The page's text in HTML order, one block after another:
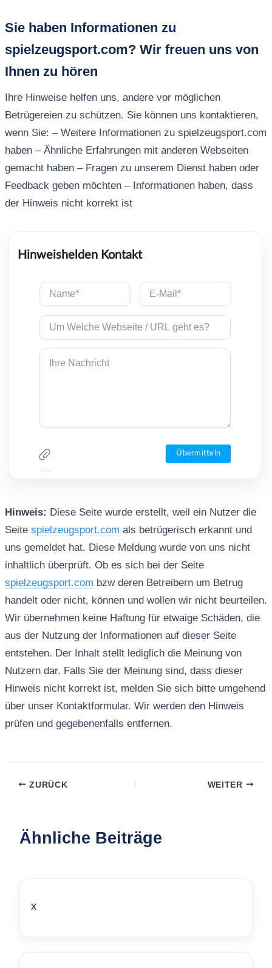
Sie haben Informationen zu
spielzeugsport.com? Wir freuen uns von
Ihnen zu hören
Ihre Hinweise helfen uns, andere vor möglichen
Betrügereien zu schützen. Sie können uns kontaktieren,
wenn Sie: – Weitere Informationen zu spielzeugsport.com
haben – Ähnliche Erfahrungen mit anderen Webseiten
gemacht haben – Fragen zu unserem Dienst haben oder
Feedback geben möchten – Informationen haben, dass
der Hinweis nicht korrekt ist
Hinweishelden Kontakt
Hinweis: Diese Seite wurde erstellt, weil ein Nutzer die
Seite spielzeugsport.com als betrügerisch erkannt und
uns gemeldet hat. Diese Meldung wurde von uns nicht
inhaltlich überprüft. Ob es sich bei der Seite
spielzeugsport.com bzw deren Betreibern um Betrug
handelt oder nicht, können und wollen wir nicht beurteilen.
Wir übernehmen keine Haftung für etwaige Schäden, die
aus der Nutzung der Informationen auf dieser Seite
entstehen. Der Inhalt stellt lediglich die Meinung von
Nutzern dar. Falls Sie der Meinung sind, dass dieser
Hinweis nicht korrekt ist, melden Sie sich bitte umgehend
über unser Kontaktformular. Wir werden den Hinweis
prüfen und gegebenenfalls entfernen.
ZURÜCK WEITER
Ähnliche Beiträge
x